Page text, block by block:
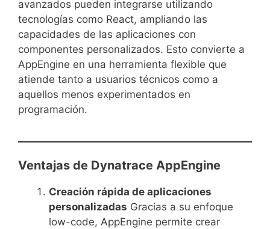
avanzados pueden integrarse utilizando
tecnologías como React, ampliando las
capacidades de las aplicaciones con
componentes personalizados. Esto convierte a
AppEngine en una herramienta flexible que
atiende tanto a usuarios técnicos como a
aquellos menos experimentados en
programación.
Ventajas de Dynatrace AppEngine
Creación rápida de aplicaciones
personalizadas Gracias a su enfoque
low-code, AppEngine permite crear